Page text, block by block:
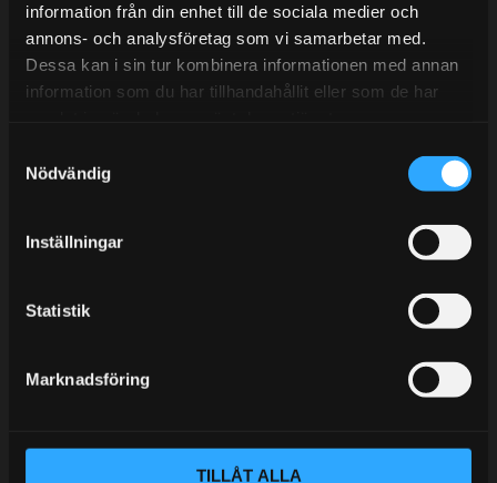
information från din enhet till de sociala medier och
annons- och analysföretag som vi samarbetar med.
Dessa kan i sin tur kombinera informationen med annan
information som du har tillhandahållit eller som de har
Nödvändig
Inställningar
Statistik
Marknadsföring
TILLÅT ALLA
BLOGG
KUNSKAPSCENTER